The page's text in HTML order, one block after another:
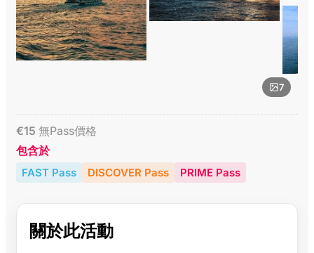
7
€15 無Pass價格
包含於
FAST Pass DISCOVER Pass PRIME Pass
關於此活動